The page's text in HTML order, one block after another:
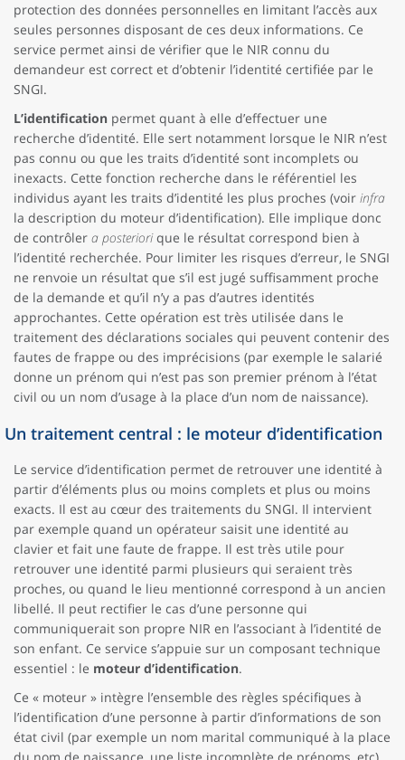
protection des données personnelles en limitant l’accès aux
seules personnes disposant de ces deux informations. Ce
service permet ainsi de vérifier que le NIR connu du
demandeur est correct et d’obtenir l’identité certifiée par le
SNGI.
L’identification permet quant à elle d’effectuer une
recherche d’identité. Elle sert notamment lorsque le NIR n’est
pas connu ou que les traits d’identité sont incomplets ou
inexacts. Cette fonction recherche dans le référentiel les
individus ayant les traits d’identité les plus proches (voir infra
la description du moteur d’identification). Elle implique donc
de contrôler a posteriorique le résultat correspond bien à
l’identité recherchée. Pour limiter les risques d’erreur, le SNGI
ne renvoie un résultat que s’il est jugé suffisamment proche
de la demande et qu’il n’y a pas d’autres identités
approchantes. Cette opération est très utilisée dans le
traitement des déclarations sociales qui peuvent contenir des
fautes de frappe ou des imprécisions (par exemple le salarié
donne un prénom qui n’est pas son premier prénom à l’état
civil ou un nom d’usage à la place d’un nom de naissance).
Un traitement central : le moteur d’identification
Le service d’identification permet de retrouver une identité à
partir d’éléments plus ou moins complets et plus ou moins
exacts. Il est au cœur des traitements du SNGI. Il intervient
par exemple quand un opérateur saisit une identité au
clavier et fait une faute de frappe. Il est très utile pour
retrouver une identité parmi plusieurs qui seraient très
proches, ou quand le lieu mentionné correspond à un ancien
libellé. Il peut rectifier le cas d’une personne qui
communiquerait son propre NIR en l’associant à l’identité de
son enfant. Ce service s’appuie sur un composant technique
essentiel : le moteur d’identification.
Ce « moteur » intègre l’ensemble des règles spécifiques à
l’identification d’une personne à partir d’informations de son
état civil (par exemple un nom marital communiqué à la place